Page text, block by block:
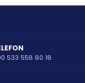
533 558 80 18